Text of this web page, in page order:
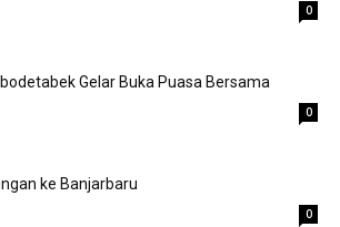
0
Gelar Buka Puasa Bersama
0
ke Banjarbaru
0